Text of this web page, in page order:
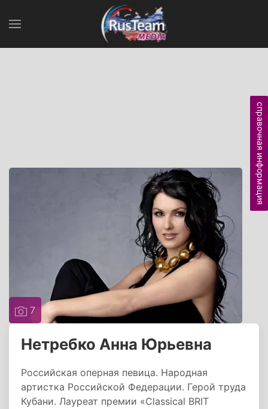
7
Нетребко Анна Юрьевна
Российская оперная певица. Народная
артистка Российской Федерации. Герой труда
Кубани. Лауреат премии «Classical BRIT
справочная информация